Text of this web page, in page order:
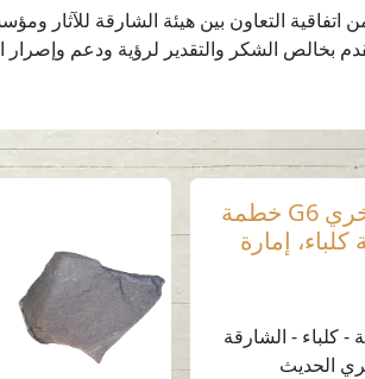
بخالص الشكر والتقدير لرؤية ودعم
النقش الصخري G6 خطمة
كلباء، إمارة
كلباء - الشارقة
الحديث